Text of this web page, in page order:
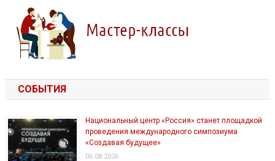
СОБЫТИЯ
Национальный центр «Россия» станет площадкой
проведения международного симпозиума
«Создавая будущее»
06.08.2026